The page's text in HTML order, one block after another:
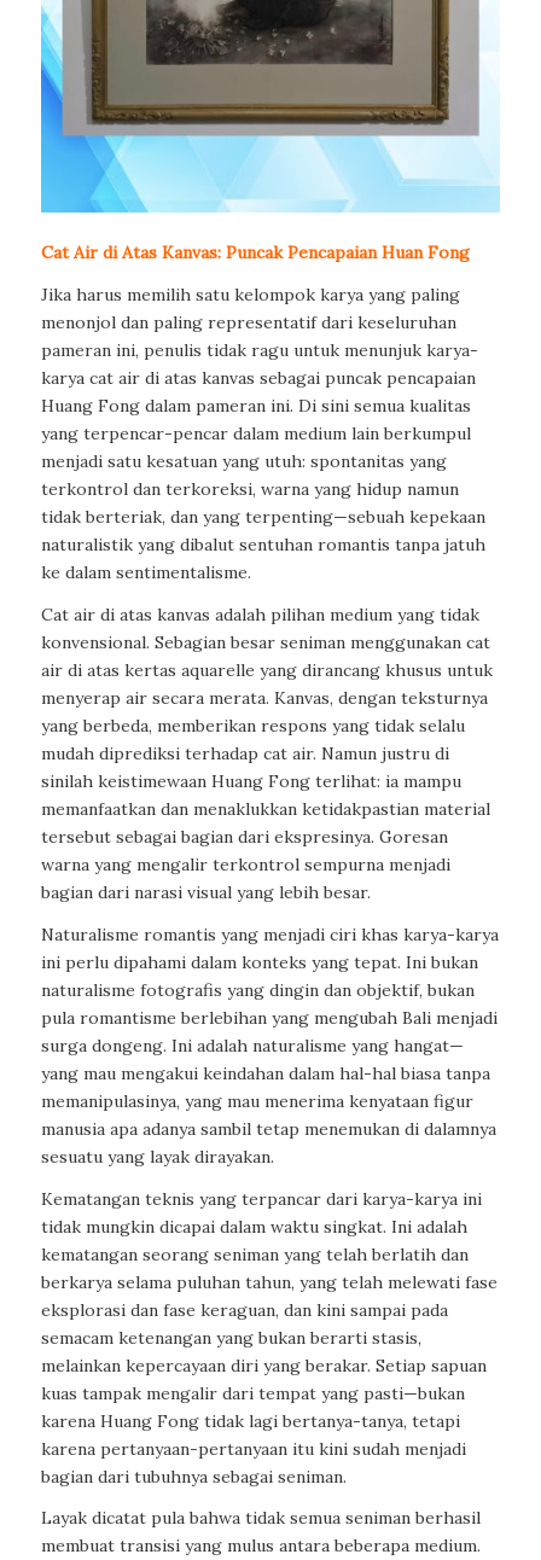
Cat Air di Atas Kanvas: Puncak Pencapaian Huan Fong
Jika harus memilih satu kelompok karya yang paling
menonjol dan paling representatif dari keseluruhan
pameran ini, penulis tidak ragu untuk menunjuk karya-
karya cat air di atas kanvas sebagai puncak pencapaian
Huang Fong dalam pameran ini. Di sini semua kualitas
yang terpencar-pencar dalam medium lain berkumpul
menjadi satu kesatuan yang utuh: spontanitas yang
terkontrol dan terkoreksi, warna yang hidup namun
tidak berteriak, dan yang terpenting—sebuah kepekaan
naturalistik yang dibalut sentuhan romantis tanpa jatuh
ke dalam sentimentalisme.
Cat air di atas kanvas adalah pilihan medium yang tidak
konvensional. Sebagian besar seniman menggunakan cat
air di atas kertas aquarelle yang dirancang khusus untuk
menyerap air secara merata. Kanvas, dengan teksturnya
yang berbeda, memberikan respons yang tidak selalu
mudah diprediksi terhadap cat air. Namun justru di
sinilah keistimewaan Huang Fong terlihat: ia mampu
memanfaatkan dan menaklukkan ketidakpastian material
tersebut sebagai bagian dari ekspresinya. Goresan
warna yang mengalir terkontrol sempurna menjadi
bagian dari narasi visual yang lebih besar.
Naturalisme romantis yang menjadi ciri khas karya-karya
ini perlu dipahami dalam konteks yang tepat. Ini bukan
naturalisme fotografis yang dingin dan objektif, bukan
pula romantisme berlebihan yang mengubah Bali menjadi
surga dongeng. Ini adalah naturalisme yang hangat—
yang mau mengakui keindahan dalam hal-hal biasa tanpa
memanipulasinya, yang mau menerima kenyataan figur
manusia apa adanya sambil tetap menemukan di dalamnya
sesuatu yang layak dirayakan.
Kematangan teknis yang terpancar dari karya-karya ini
tidak mungkin dicapai dalam waktu singkat. Ini adalah
kematangan seorang seniman yang telah berlatih dan
berkarya selama puluhan tahun, yang telah melewati fase
eksplorasi dan fase keraguan, dan kini sampai pada
semacam ketenangan yang bukan berarti stasis,
melainkan kepercayaan diri yang berakar. Setiap sapuan
kuas tampak mengalir dari tempat yang pasti—bukan
karena Huang Fong tidak lagi bertanya-tanya, tetapi
karena pertanyaan-pertanyaan itu kini sudah menjadi
bagian dari tubuhnya sebagai seniman.
Layak dicatat pula bahwa tidak semua seniman berhasil
membuat transisi yang mulus antara beberapa medium.